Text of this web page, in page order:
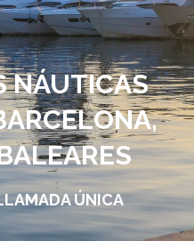
NÁUTICAS
ÚNICA